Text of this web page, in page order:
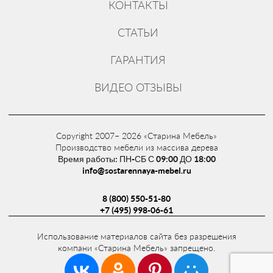
Заказать товар можно через корзину, по
info@sostarennaya-mebel.ru. Доставка по
КОНТАКТЫ
СТАТЬИ
ГАРАНТИЯ
ВИДЕО ОТЗЫВЫ
Copyright 2007– 2026 «Старина Мебель»
Производство мебели из массива дерева
Время работы: ПН-СБ С 09:00 ДО 18:00
info@sostarennaya-mebel.ru
8 (800) 550-51-80
+7 (495) 998-06-61
Использование материалов сайта без разрешения
компани «Старина Мебель» запрещено.